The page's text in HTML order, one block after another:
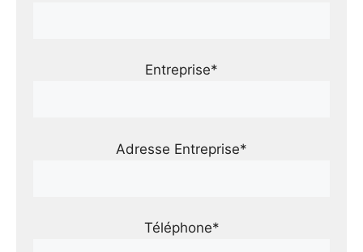
Entreprise*
Adresse Entreprise*
Téléphone*